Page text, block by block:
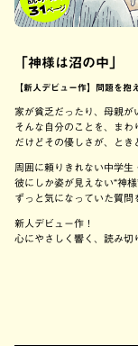
「神様は沼の中」
【新人デビュー作】問題を
家が貧乏だったり、母親が
そんな自分のことを、まわ
だけどその優しさが、と
周囲に頼りきれない中学生
彼にしか姿が見えない“神様
ずっと気になっていた質問
新人デビュー作！
心にやさしく響く、読み切